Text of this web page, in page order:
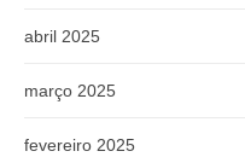
abril 2025
março 2025
fevereiro 2025